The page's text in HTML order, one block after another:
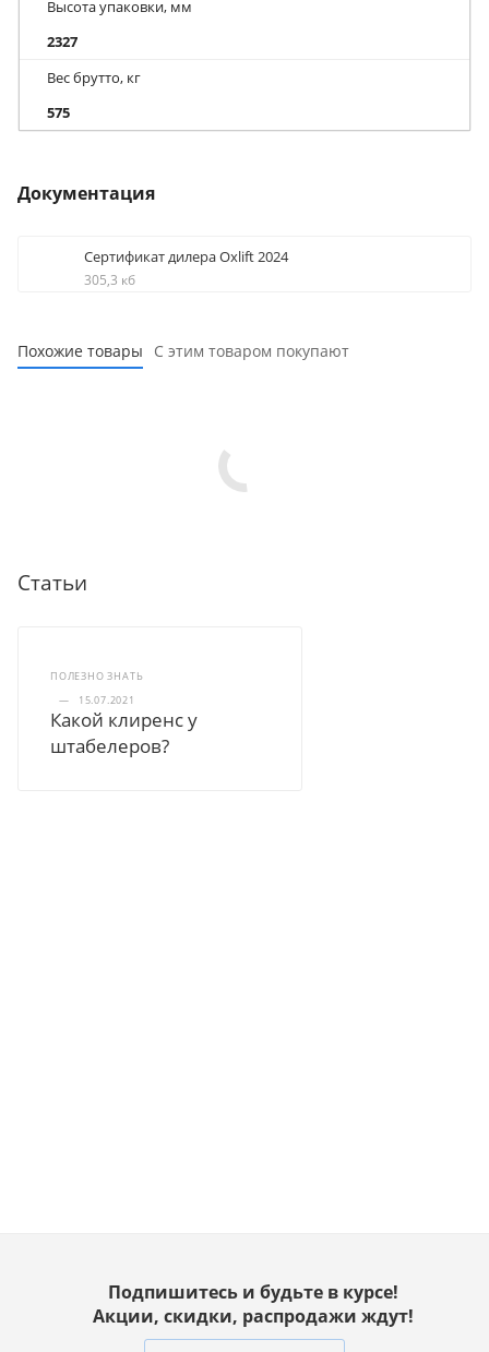
Высота упаковки, мм
2327
Вес брутто, кг
575
Документация
Сертификат дилера Oxlift 2024
305,3 кб
Похожие товары С этим товаром покупают
Статьи
ПОЛЕЗНО ЗНАТЬ
—
15.07.2021
Какой клиренс у
штабелеров?
Подпишитесь и будьте в курсе!
Акции, скидки, распродажи ждут!